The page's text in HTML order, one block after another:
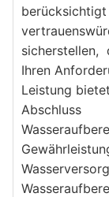
sicherstellen,
Ihren
Leistung
Abschluss